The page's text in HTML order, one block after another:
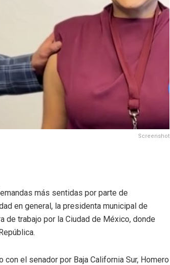
Screenshot
más sentidas por parte de
en general, la presidenta municipal de
de trabajo por la Ciudad de México, donde
el senador por Baja California Sur, Homero